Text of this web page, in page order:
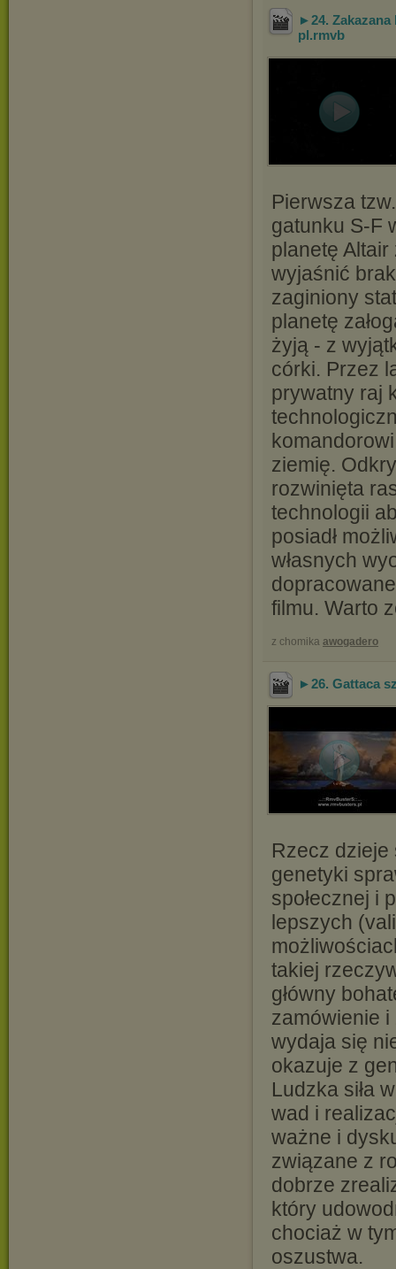
►24. Zakazana
pl .rmvb
Pierwsza
gatunku S-F
planetę
wyjaśnić
zaginiony
planetę
żyją - z
córki. Przez
prywatny raj
ziemię.
rozwinięta
technologii
posiadł
własnych
filmu. Warto
z chomika awogadero
►26. Gattaca
Rzecz dzieje
genetyki
społecznej i
lepszych
takiej
główny
zamówienie
wydaja się
okazuje z
Ludzka siła
wad i
ważne i
związane z
dobrze
który
chociaż w
oszustwa.